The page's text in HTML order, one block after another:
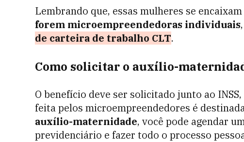
Lembrando que, essas mulheres se
forem microempreendedoras individuais
de carteira de trabalho CLT.
Como solicitar o auxílio-
O benefício deve ser solicitado junto ao
feita pelos microempreendedores é
auxílio-maternidade, você pode agendar
previdenciário e fazer todo o processo